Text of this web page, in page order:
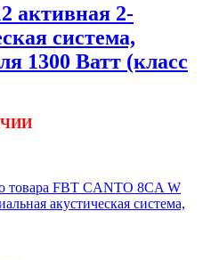
активная 2-
система,
1300 Ватт (класс